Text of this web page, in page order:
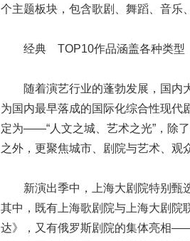
个主题板块，包含歌剧、舞蹈、音乐
经典 TOP10作品涵盖各种类型
随着演艺行业的蓬勃发展，国内
为国内最早落成的国际化综合性现代
定为——“人文之城、艺术之光”，除
之外，更聚焦城市、剧院与艺术、观
新演出季中，上海大剧院特别甄选
其中，既有上海歌剧院与上海大剧院
达》，又有俄罗斯剧院的集体亮相